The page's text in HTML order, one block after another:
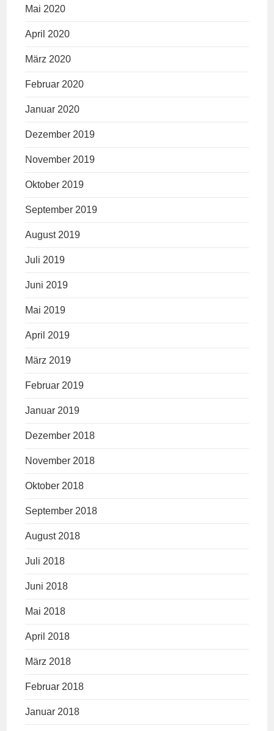
Mai 2020
April 2020
März 2020
Februar 2020
Januar 2020
Dezember 2019
November 2019
Oktober 2019
September 2019
August 2019
Juli 2019
Juni 2019
Mai 2019
April 2019
März 2019
Februar 2019
Januar 2019
Dezember 2018
November 2018
Oktober 2018
September 2018
August 2018
Juli 2018
Juni 2018
Mai 2018
April 2018
März 2018
Februar 2018
Januar 2018